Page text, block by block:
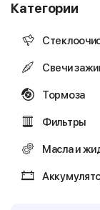
Категории
Свечи
Тормоза
Фильтры
Масла и